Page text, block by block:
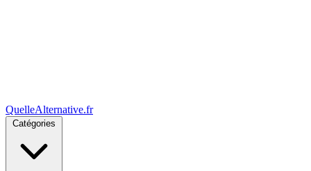
QuelleAlternative.fr